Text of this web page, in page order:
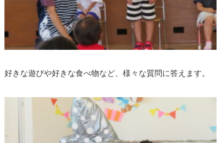
好きな遊びや好きな食べ物など、様々な質問に答えます。